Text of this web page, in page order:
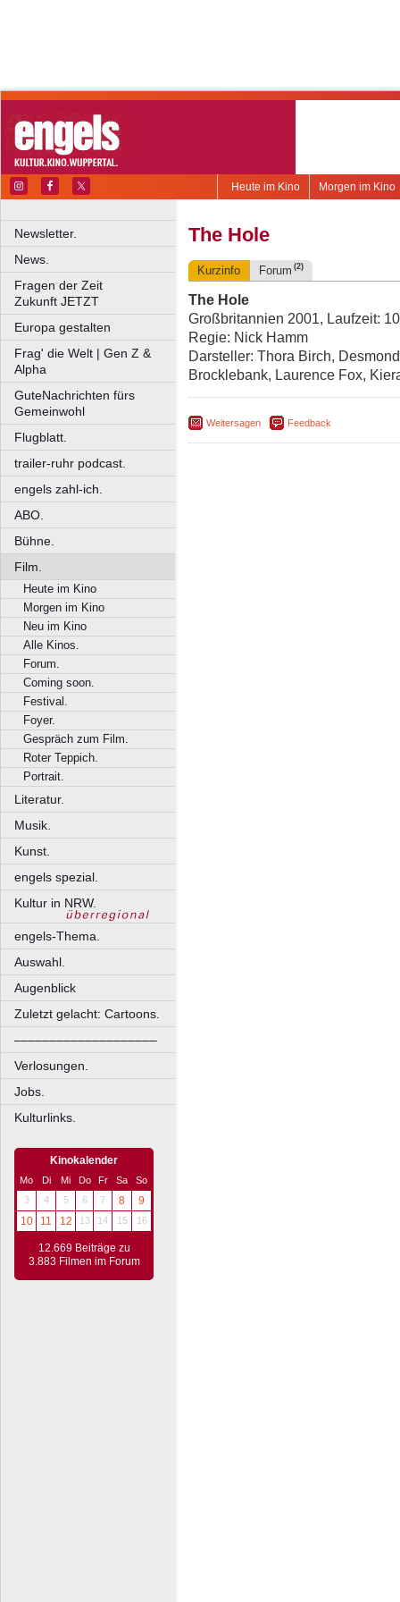
Morgen im Kino
Heute im Kino
Newsletter.
News.
Fragen der Zeit
Zukunft JETZT
Europa gestalten
Frag' die Welt | Gen Z &
Alpha
GuteNachrichten fürs
Gemeinwohl
Flugblatt.
trailer-ruhr podcast.
engels zahl-ich.
ABO.
Bühne.
Film.
Heute im Kino
Morgen im Kino
Neu im Kino
Alle Kinos.
Forum.
Coming soon.
Festival.
Foyer.
Gespräch zum Film.
Roter Teppich.
Portrait.
Literatur.
Musik.
Kunst.
engels spezial.
Kultur in NRW.
engels-Thema.
Auswahl.
Augenblick
Zuletzt gelacht: Cartoons.
––––––––––––––––––––
Verlosungen.
Jobs.
Kulturlinks.
Kinokalender
Mo Di Mi Do Fr Sa
So
3
4 5 6 7 8
9
10
11 12 13 14 15 16
12.669 Beiträge zu
3.883 Filmen im Forum
The Hole
Kurzinfo Forum (2)
The Hole
Großbritannien 2001, Laufzeit:
Regie: Nick Hamm
Darsteller: Thora Birch,
Brocklebank, Laurence Fox,
Weitersagen Feedback